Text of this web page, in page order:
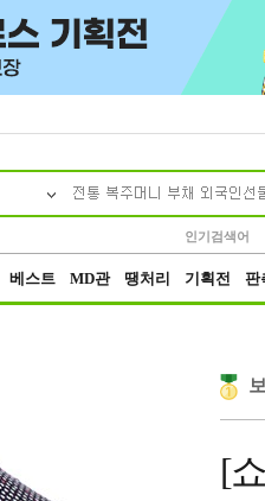
인기검색어
베스트 MD관 땡처리 기획전 판
[